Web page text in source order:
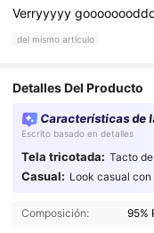
Verryyyyy
del mismo artículo
Detalles Del Producto
Características de
Escrito basado en detalles
Tela tricotada: Tacto
Casual: Look casual
Composición: 95%